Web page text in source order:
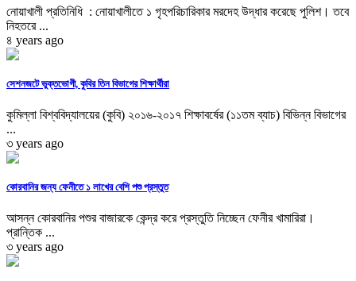
নোয়াখালী প্রতিনিধি : নোয়াখালীতে ১ গৃহপরিচারিকার মরদেহ উদ্ধার করেছে পুলিশ। তবে
নিহতরে ...
৪ years ago
সেশনজটে ভুক্তভোগী, কুবির তিন বিভাগের শিক্ষার্থীরা
কুমিল্লা বিশ্ববিদ্যালয়ের (কুবি) ২০১৬-২০১৭ শিক্ষাবর্ষের (১১তম ব্যাচ) বিভিন্ন বিভাগের
...
৩ years ago
কোরবানির জন্য ফেনীতে ১ লাখের বেশি পশু প্রস্তুত
আসন্ন কোরবানির পশুর বাজারকে কেন্দ্র করে প্রস্তুতি নিচ্ছেন ফেনীর খামারিরা।
প্রান্তিক ...
৩ years ago